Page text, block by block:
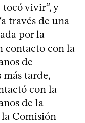
vivir”, y
través de una
por la
contacto con la
de
más tarde,
con la
de la
Comisión